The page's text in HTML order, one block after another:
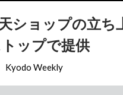
ショップの立
ップで提供
Kyodo Weekly